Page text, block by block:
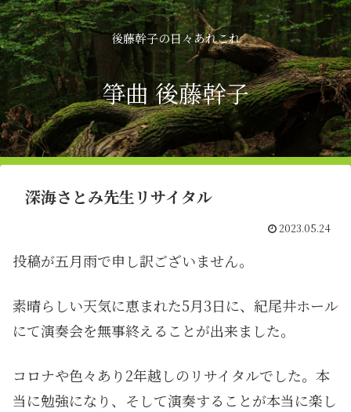
後藤幹子の日々あれこれ
箏曲 後藤幹子
深海さとみ先生リサイタル
2023.05.24
投稿が五月雨で申し訳ございません。
素晴らしい天気に恵まれた5月3日に、紀尾井ホール
にて演奏会を無事終えることが出来ました。
コロナや色々あり2年越しのリサイタルでした。本
当に勉強になり、そして演奏することが本当に楽し